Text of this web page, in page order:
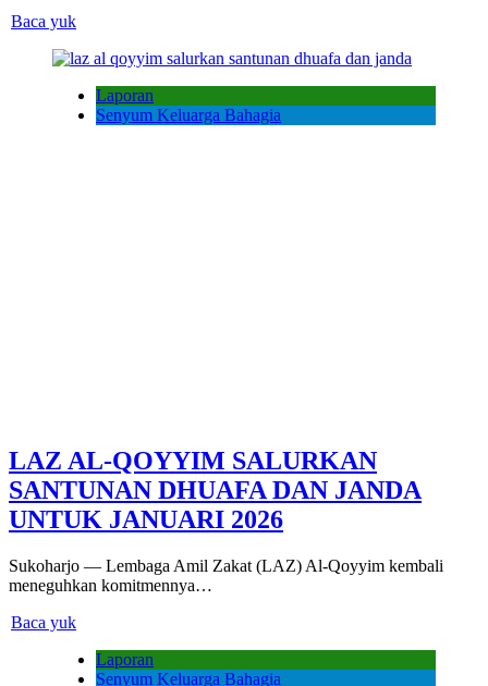
Baca yuk
Laporan
Senyum Keluarga Bahagia
LAZ AL-QOYYIM SALURKAN
SANTUNAN DHUAFA DAN JANDA
UNTUK JANUARI 2026
Sukoharjo — Lembaga Amil Zakat (LAZ) Al-Qoyyim kembali
meneguhkan komitmennya…
Baca yuk
Laporan
Senyum Keluarga Bahagia